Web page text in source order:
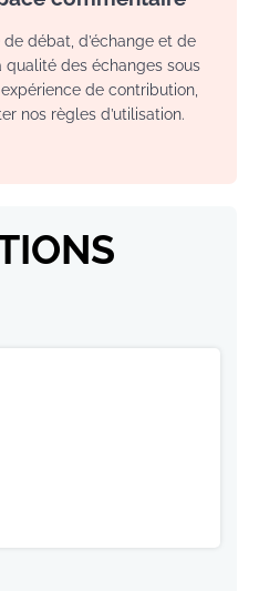
débat, d’échange et de
des échanges sous
de contribution,
nos règles d’utilisation.